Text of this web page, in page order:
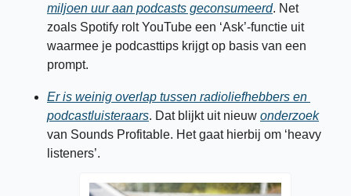
miljoen uur aan podcasts geconsumeerd. Net
zoals Spotify rolt YouTube een ‘Ask’-functie uit
waarmee je podcasttips krijgt op basis van een
prompt.
Er is weinig overlap tussen radioliefhebbers en
podcastluisteraars. Dat blijkt uit nieuw onderzoek
van Sounds Profitable. Het gaat hierbij om ‘heavy
listeners’.